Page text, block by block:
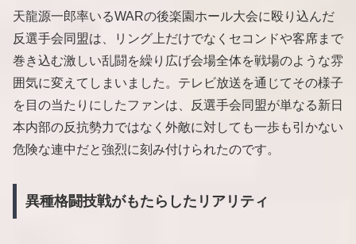
天龍源一郎率いるWARの後楽園ホール大会に殴り込んだ
反選手会同盟は、リング上だけでなくセコンドや客席まで
巻き込む激しい乱闘を繰り広げ会場全体を戦場のような雰
囲気に変えてしまいました。テレビ放送を通じてその様子
を目の当たりにしたファンは、反選手会同盟が単なる新日
本内部の反抗勢力ではなく外敵に対しても一歩も引かない
危険な連中だと強烈に刻み付けられたのです。
異種格闘技戦がもたらしたリアリティ